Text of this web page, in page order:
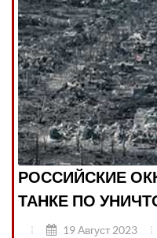
РОССИЙСКИЕ
ТАНКЕ ПО
19 Август 2023